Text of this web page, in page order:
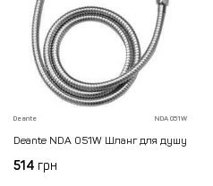
Deante NDA 051W
Deante NDA 051W Шланг для душу
514 грн